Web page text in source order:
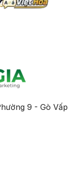
9 - Gò Vấp